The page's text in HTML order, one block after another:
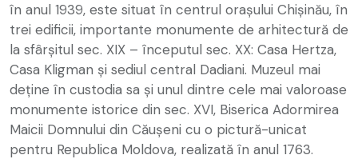
în anul 1939, este situat în centrul orașului Chișinău, în
trei edificii, importante monumente de arhitectură de
la sfârșitul sec. XIX – începutul sec. XX: Casa Hertza,
Casa Kligman și sediul central Dadiani. Muzeul mai
deține în custodia sa și unul dintre cele mai valoroase
monumente istorice din sec. XVI, Biserica Adormirea
Maicii Domnului din Căușeni cu o pictură-unicat
pentru Republica Moldova, realizată în anul 1763.